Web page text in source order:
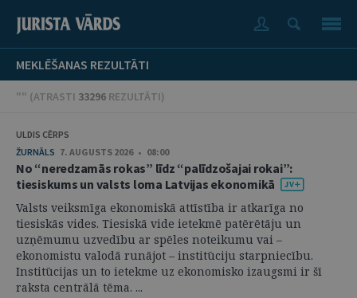
MEKLĒŠANAS REZULTĀTI
"" (ATRASTI 33296 REZULTĀTI)
ULDIS CĒRPS
ŽURNĀLS 7. AUGUSTS 2026 • 08:00
No “neredzamās rokas” līdz “palīdzošajai rokai”:
tiesiskums un valsts loma Latvijas ekonomikā
Valsts veiksmīga ekonomiskā attīstība ir atkarīga no
tiesiskās vides. Tiesiskā vide ietekmē patērētāju un
uzņēmumu uzvedību ar spēles noteikumu vai –
ekonomistu valodā runājot – institūciju starpniecību.
Institūcijas un to ietekme uz ekonomisko izaugsmi ir šī
raksta centrālā tēma. ...